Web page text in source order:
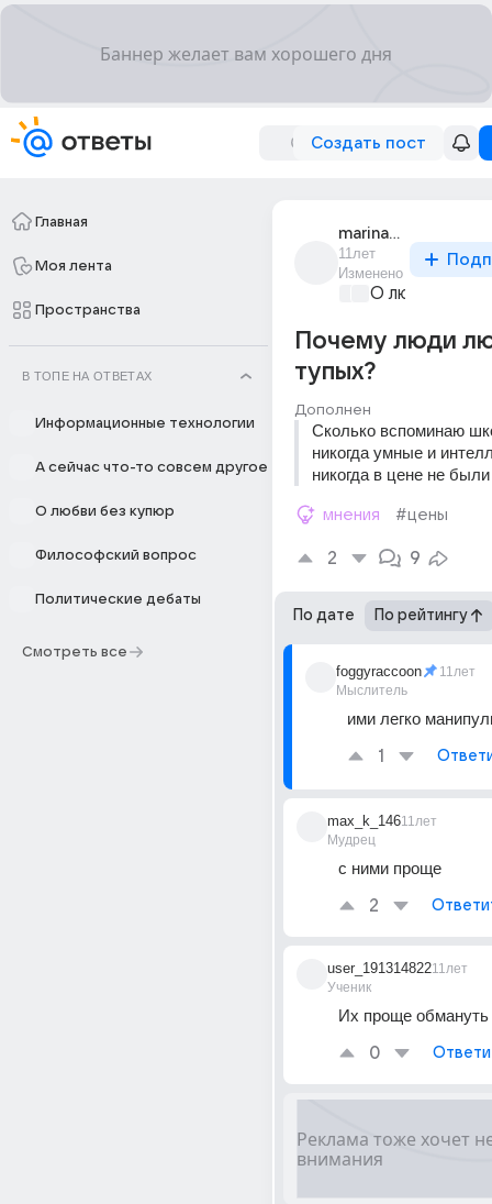
Создать пост
Главная
Моя лента
Пространства
В ТОПЕ НА ОТВЕТАХ
Информационные технологии
А сейчас что-то совсем другое
О любви без купюр
Философский вопрос
Политические дебаты
Смотреть все
marina_sh_144
11лет
Изменено
О любви без
Почему люди
тупых?
Дополнен
Сколько вспоминаю
никогда умные и
никогда в цене не были
мнения #цены
2 9
По дате По рейтингу
foggyraccoon
Мыслитель
11лет
ими легко
1
max_k_146
Мудрец
11лет
с ними проще
2
user_191314822
Ученик
11лет
Их проще обмануть
0